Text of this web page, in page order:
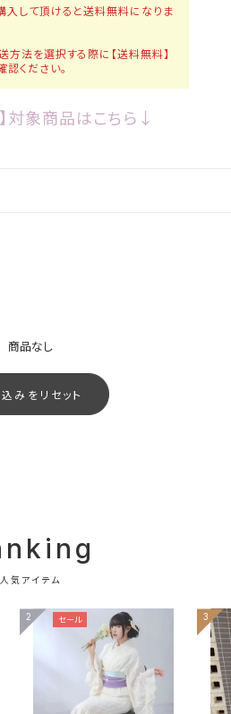
して頂けると送料無料になりま
法を選択する際に【送料無料】
ください。
対象商品はこちら↓
商品なし
みをリセット
人気アイテム
2 セール 3